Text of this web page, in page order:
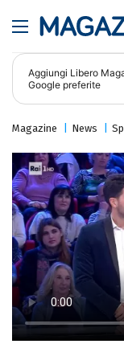
Aggiungi Libero
Google preferite
Magazine News